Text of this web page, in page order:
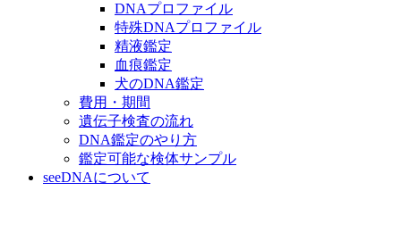
DNAプロファイル
特殊DNAプロファイル
精液鑑定
血痕鑑定
犬のDNA鑑定
費用・期間
遺伝子検査の流れ
DNA鑑定のやり方
鑑定可能な検体サンプル
seeDNAについて